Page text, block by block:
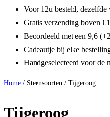
Voor 12u besteld, dezelfde
Gratis verzending boven
Beoordeeld met een 9,6
Cadeautje bij elke
Handgeselecteerd voor de
Home / Steensoorten / Tijgeroog
Tijgeroog